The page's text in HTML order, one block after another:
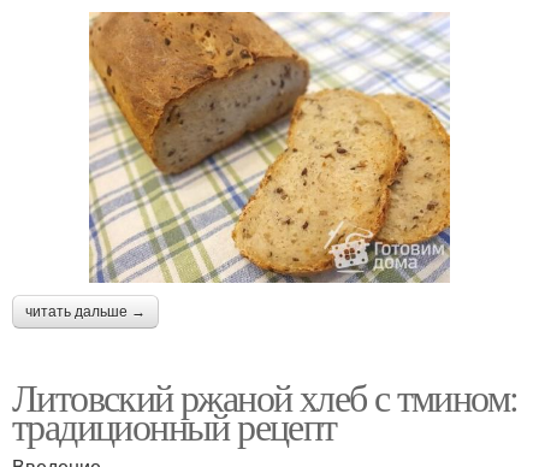
читать дальше →
Литовский ржаной хлеб с тмином:
традиционный рецепт